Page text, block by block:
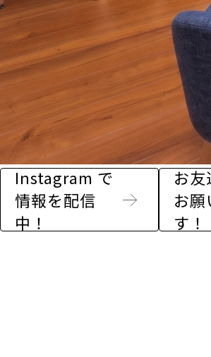
Instagram で
情報を配信
中！
お友
お願
す！